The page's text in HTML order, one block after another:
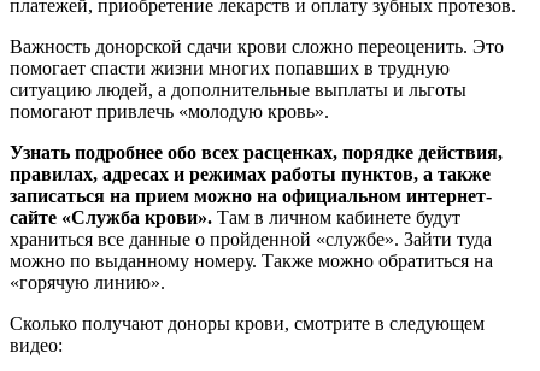
платежей, приобретение лекарств и оплату зубных протезов.
Важность донорской сдачи крови сложно переоценить. Это
помогает спасти жизни многих попавших в трудную
ситуацию людей, а дополнительные выплаты и льготы
помогают привлечь «молодую кровь».
Узнать подробнее обо всех расценках, порядке действия,
правилах, адресах и режимах работы пунктов, а также
записаться на прием можно на официальном интернет-
сайте «Служба крови». Там в личном кабинете будут
храниться все данные о пройденной «службе». Зайти туда
можно по выданному номеру. Также можно обратиться на
«горячую линию».
Сколько получают доноры крови, смотрите в следующем
видео: